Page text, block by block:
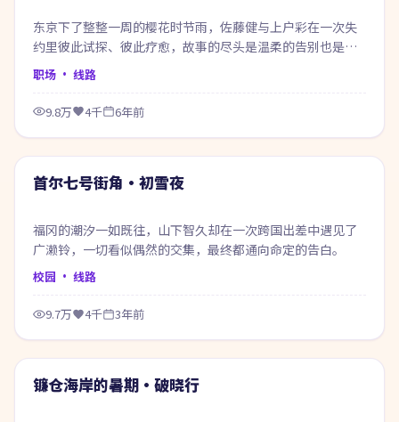
东京下了整整一周的樱花时节雨，佐藤健与上户彩在一次失
约里彼此试探、彼此疗愈，故事的尽头是温柔的告别也是新
的开始。
职场 · 线路
9.8万 4千 6年前
热门
首尔七号街角·初雪夜
福冈的潮汐一如既往，山下智久却在一次跨国出差中遇见了
广濑铃，一切看似偶然的交集，最终都通向命定的告白。
校园 · 线路
9.7万 4千 3年前
热门
镰仓海岸的暑期·破晓行